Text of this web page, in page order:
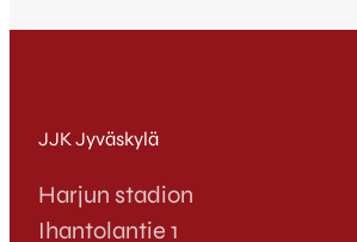
JJK Jyväskylä
Harjun stadion
Ihantolantie 1